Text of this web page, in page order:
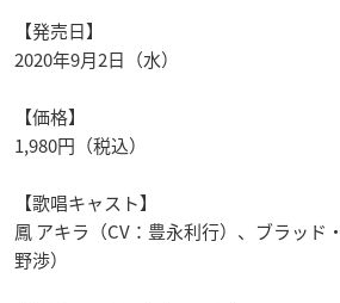
【発売日】
2020年9月2日（水）
【価格】
1,980円（税込）
【歌唱キャスト】
鳳 アキラ（CV：豊永利行）、ブラッド
野渉）